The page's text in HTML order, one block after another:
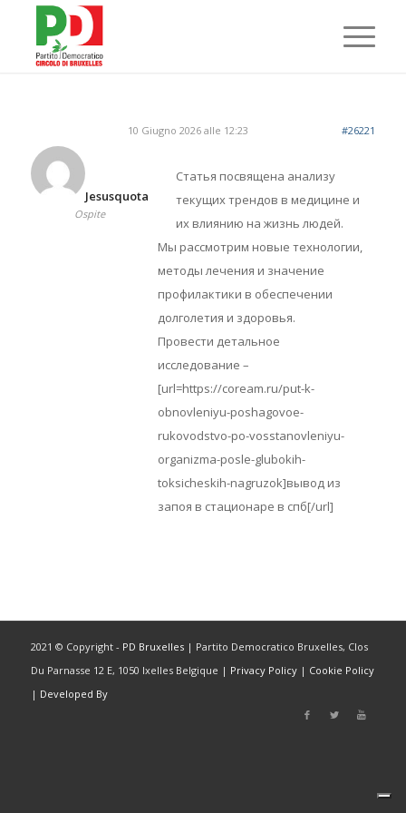
10 Giugno 2026 alle 12:23 #26221
Jesusquota
Ospite
Статья посвящена анализу
текущих трендов в медицине и
их влиянию на жизнь людей.
Мы рассмотрим новые технологии,
методы лечения и значение
профилактики в обеспечении
долголетия и здоровья.
Провести детальное
исследование –
[url=https://coream.ru/put-k-
obnovleniyu-poshagovoe-
rukovodstvo-po-vosstanovleniyu-
organizma-posle-glubokih-
toksicheskih-nagruzok]вывод из
запоя в стационаре в спб[/url]
2021 © Copyright - PD Bruxelles| Partito Democratico Bruxelles, Clos
Du Parnasse 12 E, 1050 Ixelles Belgique | Privacy Policy| Cookie Policy
| Developed By